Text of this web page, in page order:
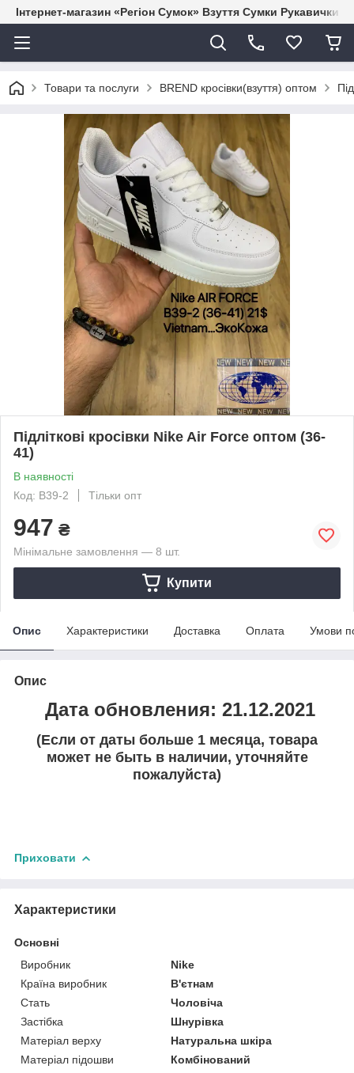
Інтернет-магазин «Регіон Сумок» Взуття Сумки Рукавички
Товари та послуги BREND кросівки(взуття) оптом
Підліткові кросівки Nike Air Force оптом (36-
41)
В наявності
Код: B39-2
Тільки опт
947 ₴
Мінімальне замовлення — 8 шт.
Купити
Опис Характеристики Доставка Оплата Умови
Опис
Дата обновления: 21.12.2021
(Если от даты больше 1 месяца, товара
может не быть в наличии, уточняйте
пожалуйста)
Приховати
Характеристики
Основні
Виробник
Nike
Країна виробник
В'єтнам
Стать
Чоловіча
Застібка
Шнурівка
Матеріал верху
Натуральна шкіра
Матеріал підошви
Комбінований